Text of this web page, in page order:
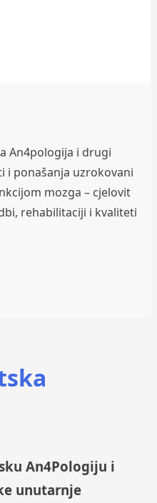
An4pologija i drugi
i ponašanja uzrokovani
mozga – cjelovit
rehabilitaciji i kvaliteti
An4Pologiju i
unutarnje